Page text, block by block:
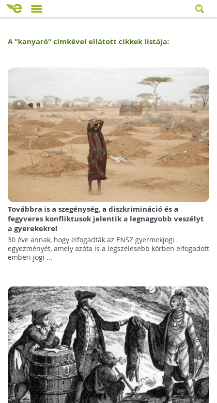
A "kanyaró" címkével ellátott cikkek listája:
Továbbra is a szegénység, a diszkrimináció és a
fegyveres konfliktusok jelentik a legnagyobb veszélyt
a gyerekekre!
30 éve annak, hogy elfogadták az ENSZ gyermekjogi
egyezményét, amely azóta is a legszélesebb körben elfogadott
emberi jogi ...